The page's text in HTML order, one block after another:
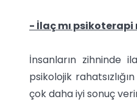
- İlaç mı psikoterapi
İnsanların zihninde
psikolojik
çok daha iyi sonuç